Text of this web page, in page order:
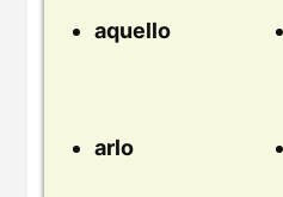
aquello
arlo